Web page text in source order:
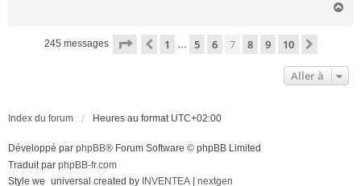
245 messages Page sur10
Précédente
1 … 5 6 7 8 9 10
Aller à
Index du forum Heures au format UTC+02:00
Développé par phpBB® Forum Software © phpBB Limited
Traduit par phpBB-fr.com
Style we_universal created by INVENTEA nextgen